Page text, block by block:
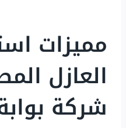
مميزات
العازل
شركة